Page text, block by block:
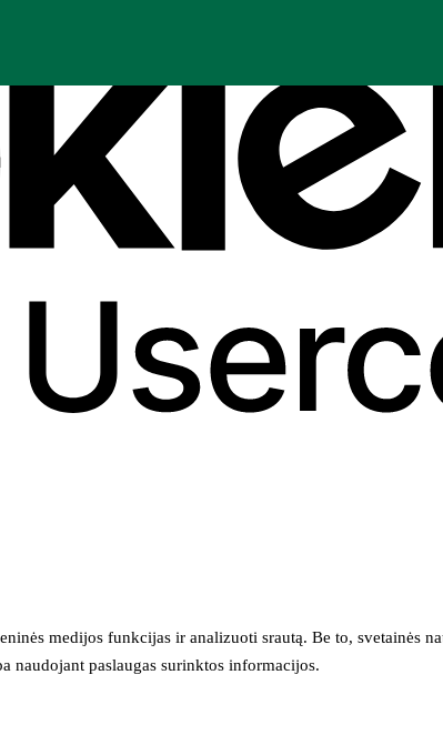
medijos funkcijas ir analizuoti srautą. Be to, svetainės
naudojant paslaugas surinktos informacijos.